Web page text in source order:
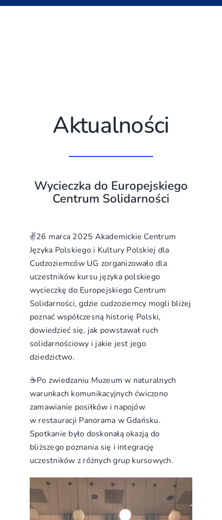
Aktualności
Wycieczka do Europejskiego
Centrum Solidarności
✌️26 marca 2025 Akademickie Centrum
Języka Polskiego i Kultury Polskiej dla
Cudzoziemców UG zorganizowało dla
uczestników kursu języka polskiego
wycieczkę do Europejskiego Centrum
Solidarności, gdzie cudzoziemcy mogli bliżej
poznać współczesną historię Polski,
dowiedzieć się, jak powstawał ruch
solidarnościowy i jakie jest jego
dziedzictwo.
☕Po zwiedzaniu Muzeum w naturalnych
warunkach komunikacyjnych ćwiczono
zamawianie posiłków i napojów
w restauracji Panorama w Gdańsku.
Spotkanie było doskonałą okazją do
bliższego poznania się i integrację
uczestników z różnych grup kursowych.